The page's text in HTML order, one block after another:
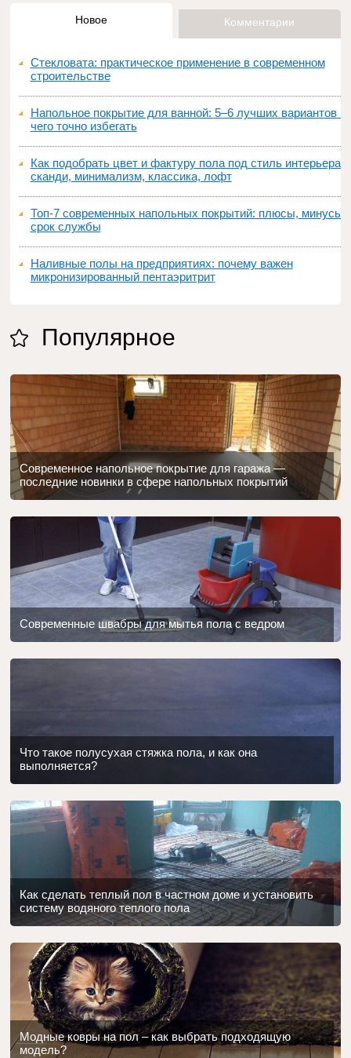
Новое Комментарии
Стекловата: практическое применение в современном
строительстве
Напольное покрытие для ванной: 5–6 лучших вариантов и
чего точно избегать
Как подобрать цвет и фактуру пола под стиль интерьера:
сканди, минимализм, классика, лофт
Топ‑7 современных напольных покрытий: плюсы, минусы,
срок службы
Наливные полы на предприятиях: почему важен
микронизированный пентаэритрит
Популярное
Современное напольное покрытие для гаража —
последние новинки в сфере напольных покрытий
Современные швабры для мытья пола с ведром
Что такое полусухая стяжка пола, и как она
выполняется?
Как сделать теплый пол в частном доме и установить
систему водяного теплого пола
Модные ковры на пол – как выбрать подходящую
модель?